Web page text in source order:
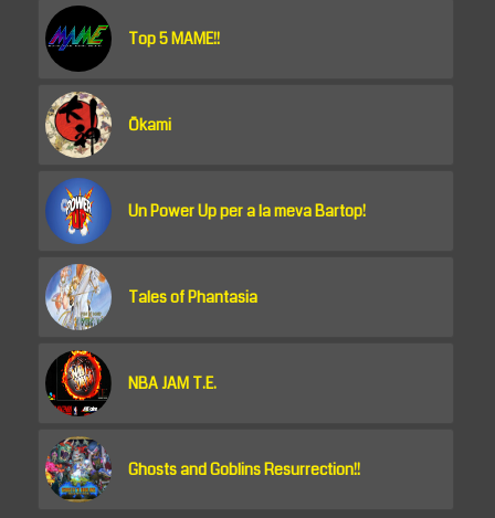
Top 5 MAME!!
Ōkami
Un Power Up per a la meva Bartop!
Tales of Phantasia
NBA JAM T.E.
Ghosts and Goblins Resurrection!!